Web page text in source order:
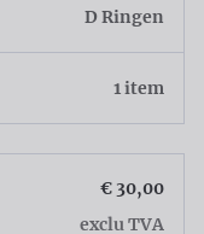
D Ringen
1 item
€ 30,00
exclu TVA